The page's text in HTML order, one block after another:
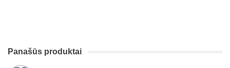
Panašūs produktai